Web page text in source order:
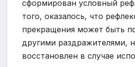
сформирован условный
того, оказалось, что
прекращения может быть
другими раздражителями,
восстановлен в случае